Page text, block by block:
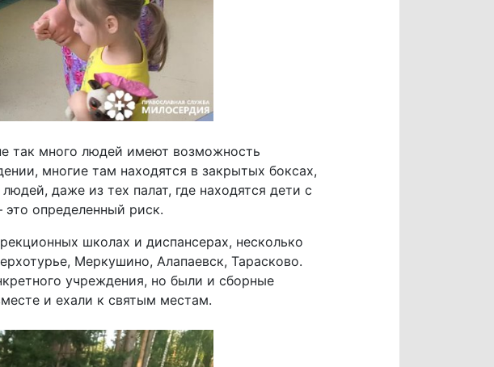
так много людей имеют возможность
многие там находятся в закрытых боксах,
даже из тех палат, где находятся дети с
определенный риск.
школах и диспансерах, несколько
Меркушино, Алапаевск, Тарасково.
учреждения, но были и сборные
и ехали к святым местам.